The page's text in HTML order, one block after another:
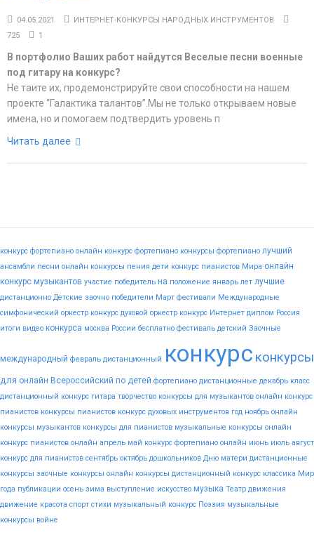
04.05.2021
ИНТЕРНЕТ-КОНКУРСЫ НАРОДНЫХ ИНСТРУМЕНТОВ
725
1
В портфолио Ваших работ найдутся Веселые песни военные
под гитару на конкурс?
Не таите их, продемонстрируйте свои способности на нашем
проекте “Галактика талантов”.Мы не только открываем новые
имена, но и помогаем подтвердить уровень п
Читать далее
конкурс фортепиано онлайн конкурс фортепиано конкурсы фортепиано лучший
ансамбли песни онлайн конкурсы пения дети конкурс пианистов Мира онлайн
конкурс музыкантов участие победитель на положение январь лет лучшие
дистанционно Детские заочно победители Март фестивали Международные
симфонический оркестр конкурс духовой оркестр конкурс Интернет диплом Россия
итоги видео конкурса москва России бесплатно фестиваль детский Заочные
международный февраль дистанционный конкурс конкурсы
для онлайн Всероссийский по детей фортепиано дистанционные декабрь класс
дистанционный конкурс гитара творчество конкурсы для музыкантов онлайн конкурс
пианистов конкурсы пианистов конкурс духовых инструментов год ноябрь онлайн
конкурсы музыкантов конкурсы для пианистов музыкальные конкурсы онлайн
конкурс пианистов онлайн апрель май конкурс фортепиано онлайн июнь июль август
конкурс для пианистов сентябрь октябрь дошкольников Дню матери дистанционные
конкурсы заочные конкурсы онлайн конкурсы дистанционный конкурс классика Мир
года публикации осень зима выступление искусство музыка Театр движения
движение красота спорт стихи музыкальный конкурс Поэзия музыкальные
конкурсы войне